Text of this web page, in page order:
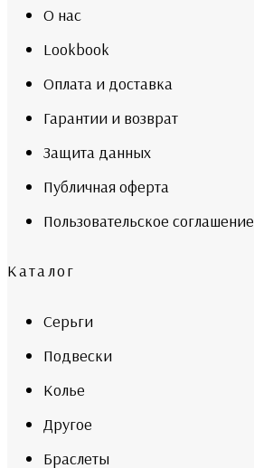
О нас
Lookbook
Оплата и доставка
Гарантии и возврат
Защита данных
Публичная оферта
Пользовательское соглашение
Каталог
Серьги
Подвески
Колье
Другое
Браслеты